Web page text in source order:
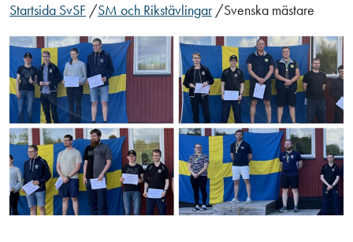
Startsida SvSF /SM och Rikstävlingar /Svenska mästare